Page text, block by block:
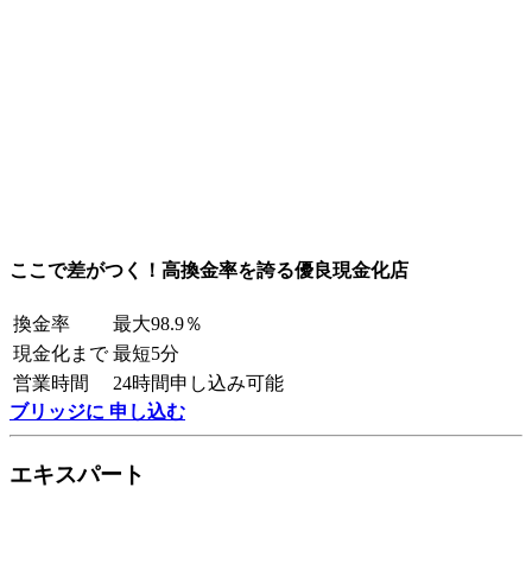
ここで差がつく！高換金率を誇る優良現金化店
換金率
最大98.9％
現金化まで 最短5分
営業時間
24時間申し込み可能
ブリッジに 申し込む
エキスパート